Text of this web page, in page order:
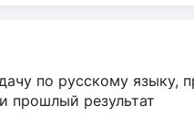
по русскому
прошлый результат